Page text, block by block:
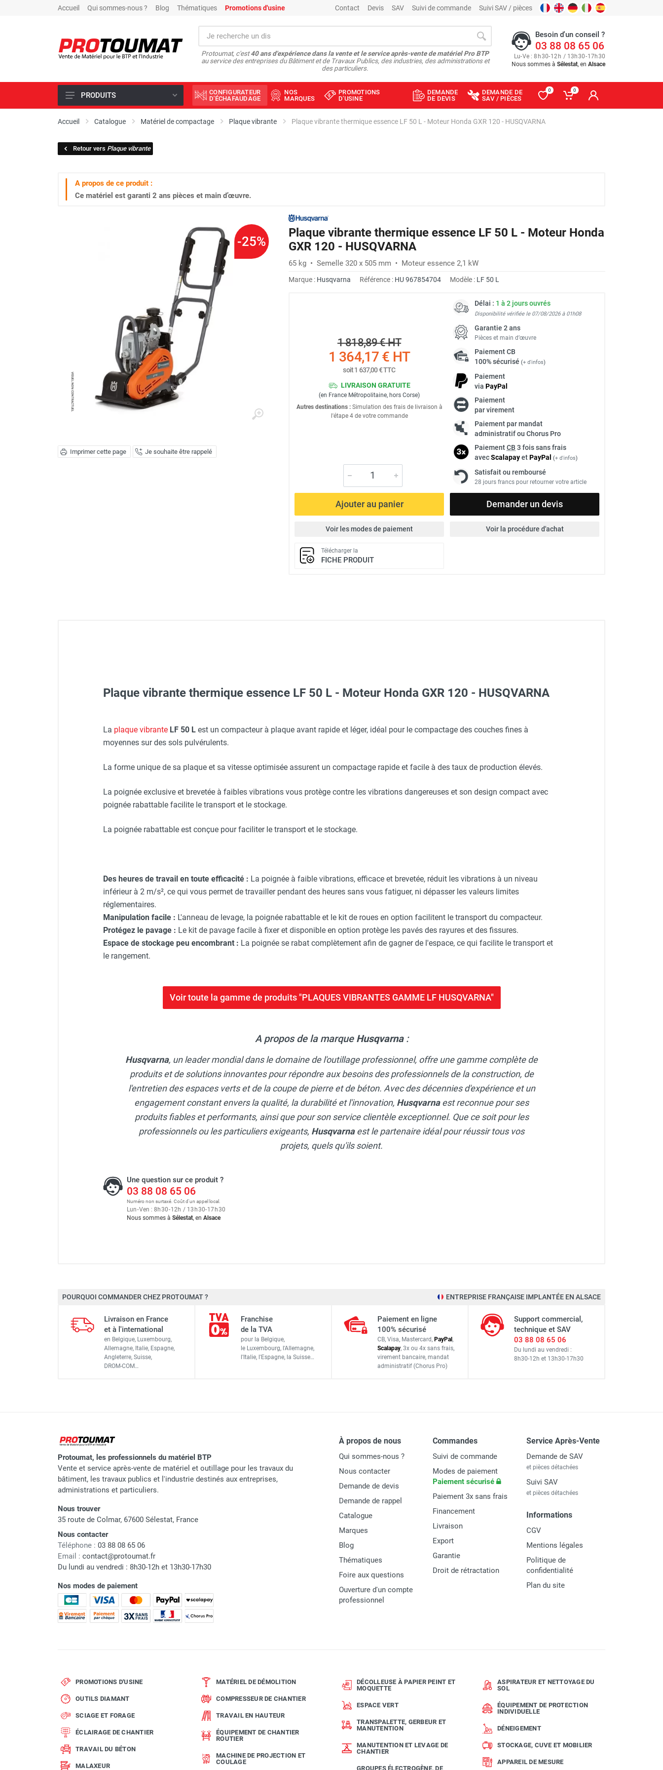
Accueil Qui sommes-nous ? Blog Thématiques Promotions d'usine Contact Devis SAV Suivi de commande Suivi SAV / pièces
Protoumat, c'est40 ans d'expérience dans la vente et le service après-vente de matériel Pro BTP
au service des entreprises du Bâtiment et de Travaux Publics, des industries, des administrations et
des particuliers.
Besoin d'un conseil ?
03 88 08 65 06
Lu-Ve : 8h30-12h / 13h30-17h30
Nous sommes à Sélestat, en Alsace
PROMOTIONS D'USINE
SCIAGE ET FORAGE
TRAVAIL DU BÉTON
MACHINE DE PROJECTION ET
MATÉRIEL DE SABLAGE
POMPE ET PISTOLET À
DÉCOLLEUSE À PAPIER PEINT
ET MOQUETTE
ESPACE VERT
TRANSPALETTE, GERBEUR ET
GROUPES ÉLECTROGÈNE, DE
PRODUITS
CONFIGURATEUR
D'ÉCHAFAUDAGE
NOS
MARQUES
PROMOTIONS
D'USINE
DEMANDE
DE DEVIS
DEMANDE DE
SAV / PIÈCES
0 0
Accueil Catalogue Matériel de compactage Plaque vibrante Plaque vibrante thermique essence LF 50 L - Moteur Honda GXR 120 - HUSQVARNA
Retour vers Plaque vibrante
A propos de ce produit :
Ce matériel est garanti 2 ans pièces et main d’œuvre.
-25%
Imprimer cette page Je souhaite être rappelé
Plaque vibrante thermique essence LF 50 L - Moteur Honda
GXR 120 - HUSQVARNA
65 kg • Semelle 320 x 505 mm • Moteur essence 2,1 kW
Marque : Husqvarna Référence : HU 967854704 Modèle : LF 50 L
1 818,89 €HT
1 364,17 € HT
soit1 637,00 €TTC
LIVRAISON GRATUITE
(en France Métropolitaine, hors Corse)
Autres destinations :Simulation des frais de livraison à
l'étape 4 de votre commande
Délai : 1 à 2 jours ouvrés
Disponibilité vérifiée le 07/08/2026 à 01h08
Garantie 2 ans
Pièces et main d’œuvre
PaiementCB
100% sécurisé (+ d'infos)
Paiement
via PayPal
Paiement
par virement
Paiement par mandat
administratif ou Chorus Pro
PaiementCB 3 fois sans frais
avecScalapayetPayPal (+ d'infos)
Satisfait ou remboursé
28 jours francs pour retourner votre article
Ajouter au panier Demander un devis
Voir les modes de paiement Voir la procédure d'achat
Télécharger la
FICHE PRODUIT
Kit de pavage, semelle polyuréthane pour damage des pavés - HUSQVARNA
Veste de chantier PE10J - Taille XL - HUSQVARNA
Protecteur d'oreilles avec serre-tête réglable - HUSQVARNA
Casque de protection blanc avec protège-menton Smartguard PE 10H - HUSQVARNA
Veste de chantier PE10J - Taille XXL - HUSQVARNA
Lunettes de protection PRO - HUSQVARNA
Plaque vibrante thermique essence LF 50 L - Moteur Honda GXR 120 - HUSQVARNA
La plaque vibrante LF 50 L est un compacteur à plaque avant rapide et léger, idéal pour le compactage des couches fines à
moyennes sur des sols pulvérulents.
La forme unique de sa plaque et sa vitesse optimisée assurent un compactage rapide et facile à des taux de production élevés.
La poignée exclusive et brevetée à faibles vibrations vous protège contre les vibrations dangereuses et son design compact avec
poignée rabattable facilite le transport et le stockage.
La poignée rabattable est conçue pour faciliter le transport et le stockage.
Des heures de travail en toute efficacité : La poignée à faible vibrations, efficace et brevetée, réduit les vibrations à un niveau
inférieur à 2 m/s², ce qui vous permet de travailler pendant des heures sans vous fatiguer, ni dépasser les valeurs limites
réglementaires.
Manipulation facile : L'anneau de levage, la poignée rabattable et le kit de roues en option facilitent le transport du compacteur.
Protégez le pavage : Le kit de pavage facile à fixer et disponible en option protège les pavés des rayures et des fissures.
Espace de stockage peu encombrant : La poignée se rabat complètement afin de gagner de l'espace, ce qui facilite le transport et
le rangement.
Voir toute la gamme de produits "PLAQUES VIBRANTES GAMME LF HUSQVARNA"
A propos de la marque Husqvarna:
Husqvarna, un leader mondial dans le domaine de l'outillage professionnel, offre une gamme complète de
produits et de solutions innovantes pour répondre aux besoins des professionnels de la construction, de
l'entretien des espaces verts et de la coupe de pierre et de béton. Avec des décennies d'expérience et un
engagement constant envers la qualité, la durabilité et l'innovation, Husqvarnaest reconnue pour ses
produits fiables et performants, ainsi que pour son service clientèle exceptionnel. Que ce soit pour les
professionnels ou les particuliers exigeants, Husqvarnaest le partenaire idéal pour réussir tous vos
projets, quels qu'ils soient.
Une question sur ce produit ?
03 88 08 65 06
Numéro non surtaxé. Coût d'un appel local.
Lun-Ven : 8h30-12h / 13h30-17h30
Nous sommes à Sélestat, en Alsace
Moteur
Puissance 2,1 kW
Carburant Essence
Poids 65 kg
Vibrations au niveau des mains et
des bras
Vibrations au niveau des mains et
des bras, poignée à niveaux de
1,8 m/s²
Niveau de puissance sonore
Niveau de pression sonore à
l'oreille de l'utilisateur
Largeur de la plaque
Longueur de la plaque
Dimensions L x l x h
Marque Husqvarna
Référence fournisseur 967854704
Nom du modèle LF 50 L
Garantie 2 ans
7392930346581
Plaque vibrante thermique essence LF 100 LAT - HUSQVARNA
Plaque vibrante thermique essence LF 75 LAT - HUSQVARNA
POURQUOI COMMANDER CHEZ PROTOUMAT ? ENTREPRISE FRANÇAISE IMPLANTÉE EN ALSACE
Livraison en France
et à l'international
en Belgique, Luxembourg,
Allemagne, Italie, Espagne,
Angleterre, Suisse,
DROM-COM…
Franchise
de la TVA
pour la Belgique,
le Luxembourg, l'Allemagne,
l'Italie, l'Espagne, la Suisse…
Paiement en ligne
100% sécurisé
CB, Visa, Mastercard, PayPal,
Scalapay, 3x ou 4x sans frais,
virement bancaire, mandat
administratif (Chorus Pro)
Support commercial,
technique et SAV
03 88 08 65 06
Du lundi au vendredi :
8h30-12h et 13h30-17h30
Protoumat, les professionnels du matériel BTP
Vente et service après-vente de matériel et outillage pour les travaux du
bâtiment, les travaux publics et l'industrie destinés aux entreprises,
administrations et particuliers.
Nous trouver
35 route de Colmar, 67600 Sélestat, France
Nous contacter
Téléphone : 03 88 08 65 06
Email : contact@protoumat.fr
Du lundi au vendredi : 8h30-12h et 13h30-17h30
Nos modes de paiement
À propos de nous
Qui sommes-nous ?
Nous contacter
Demande de devis
Demande de rappel
Catalogue
Marques
Blog
Thématiques
Foire aux questions
Ouverture d'un compte
professionnel
Commandes
Suivi de commande
Modes de paiement
Paiement sécurisé
Paiement 3x sans frais
Financement
Livraison
Export
Garantie
Droit de rétractation
Service Après-Vente
Demande de SAV
et pièces détachées
Suivi SAV
et pièces détachées
Informations
CGV
Mentions légales
Politique de
confidentialité
Plan du site
PROMOTIONS D'USINE
OUTILS DIAMANT
SCIAGE ET FORAGE
ÉCLAIRAGE DE CHANTIER
TRAVAIL DU BÉTON
MALAXEUR
MATÉRIEL DE DÉMOLITION
COMPRESSEUR DE CHANTIER
TRAVAIL EN HAUTEUR
ÉQUIPEMENT DE CHANTIER
ROUTIER
MACHINE DE PROJECTION ET
COULAGE
DÉCOLLEUSE À PAPIER PEINT ET
MOQUETTE
ESPACE VERT
TRANSPALETTE, GERBEUR ET
MANUTENTION
MANUTENTION ET LEVAGE DE
CHANTIER
GROUPES ÉLECTROGÈNE, DE
ASPIRATEUR ET NETTOYAGE DU
SOL
ÉQUIPEMENT DE PROTECTION
INDIVIDUELLE
DÉNEIGEMENT
STOCKAGE, CUVE ET MOBILIER
APPAREIL DE MESURE